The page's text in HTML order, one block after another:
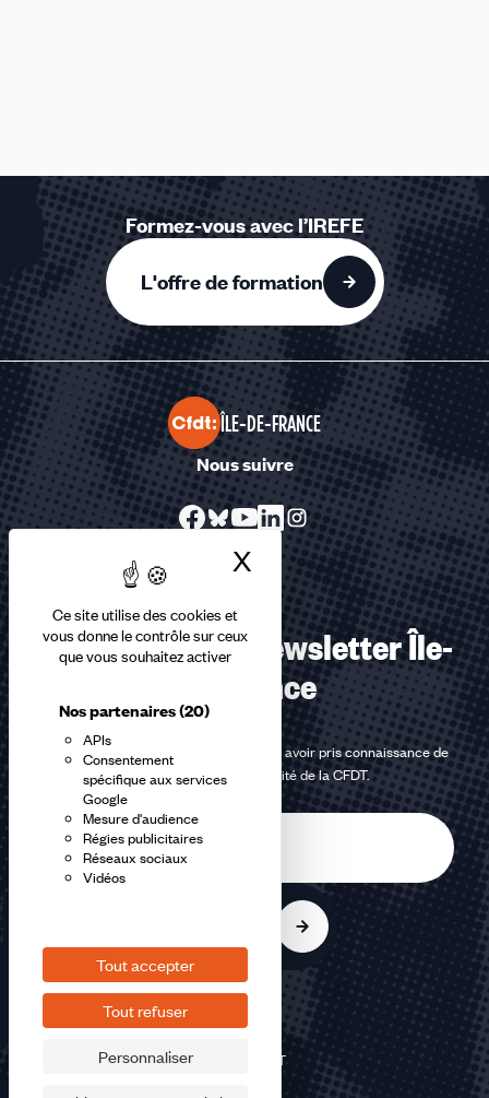
Ce site utilise des cookies et
vous donne le contrôle sur ceux
que vous souhaitez activer
Nos partenaires(20)
APIs
Consentement
spécifique aux services
Google
Mesure d'audience
Régies publicitaires
Réseaux sociaux
Vidéos
Tout accepter
Tout refuser
Personnaliser
X Masquer le
Formez-vous avec l’IREFE
L'offre de formation
ÎLE-DE-FRANCE
Nous suivre
S’abonner à la Newsletter Île-
de-France
En m'inscrivant à la newsletter, j'affirme avoir pris connaissance de
lapolitique de confidentialité de la CFDT.
©2026 CFDT